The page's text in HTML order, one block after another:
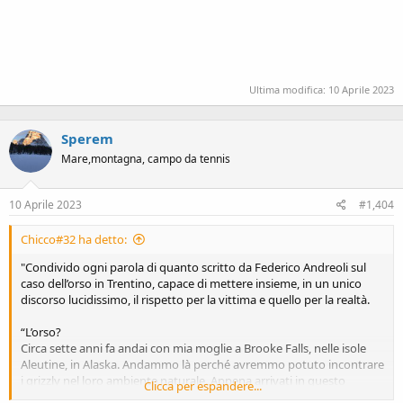
Ultima modifica: 10 Aprile 2023
Sperem
Mare,montagna, campo da tennis
10 Aprile 2023 #1,404
Chicco#32 ha detto:
"Condivido ogni parola di quanto scritto da Federico Andreoli sul
caso dell’orso in Trentino, capace di mettere insieme, in un unico
discorso lucidissimo, il rispetto per la vittima e quello per la realtà.
“L’orso?
Circa sette anni fa andai con mia moglie a Brooke Falls, nelle isole
Aleutine, in Alaska. Andammo là perché avremmo potuto incontrare
i grizzly nel loro ambiente naturale. Appena arrivati in questo
minuscolo resort, in mezzo al nulla, circondato solo da foreste i
Clicca per espandere...